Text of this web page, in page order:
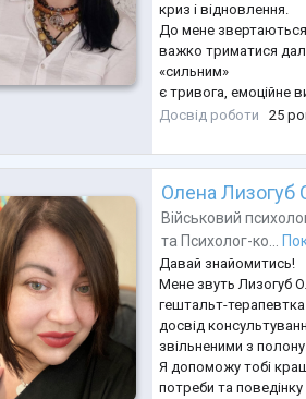
криз і відновлення.
До мене
важко триматися
«сильним»
є тривога, емоційне
втрачено контакт
проживаються
етапи
змін
Моя робота — це
методів і...
Досвід роботи 25
Олена Лизогуб
Військовий
та Психолог-ко...
Давай знайомитись!
Мене звуть Лизогуб
гештальт-
досвід
звільненими з
Я допоможу тобі
потреби та